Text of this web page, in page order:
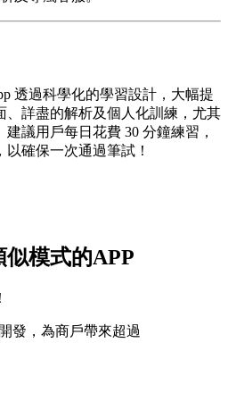
透過科學化的學習設計，大幅提
、詳盡的解析及個人化訓練，尤其
議用戶每日花費 30 分鐘練習，
確保一次通過筆試！
模式的APP
發，為商戶帶來超過